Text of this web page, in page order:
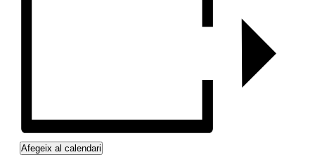
Afegeix al calendari